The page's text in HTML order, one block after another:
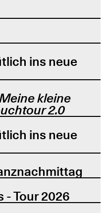
ins neue
kleine
2.0
ins neue
- Tour 2026